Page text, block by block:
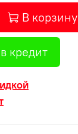
В корзину
кредит